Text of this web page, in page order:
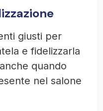
giusti per
e fidelizzarla
quando
nel salone